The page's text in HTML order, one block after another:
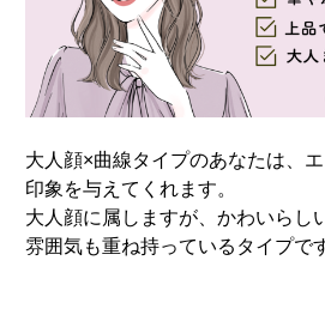
大人顔×曲線タイプのあなたは、
印象を与えてくれます。
大人顔に属しますが、かわいらし
雰囲気も重ね持っているタイプで